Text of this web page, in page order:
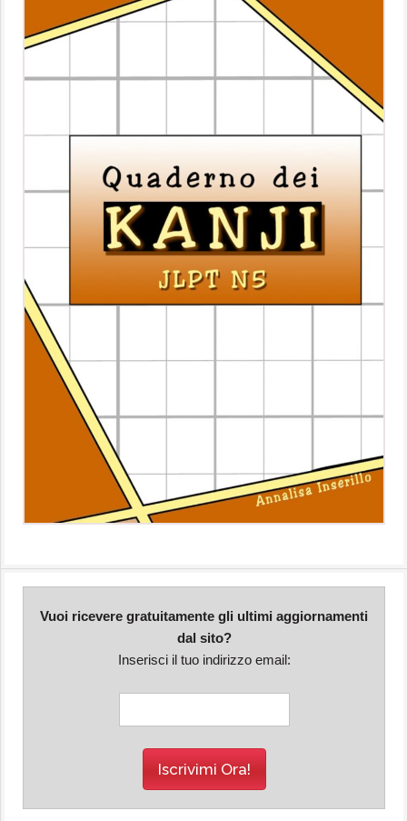
Vuoi ricevere gratuitamente gli ultimi aggiornamenti
dal sito?
Inserisci il tuo indirizzo email: